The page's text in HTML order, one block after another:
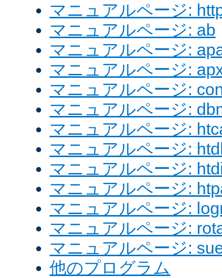
マニュアルページ:
マニュアルページ: ab
マニュアルページ:
マニュアルページ:
マニュアルページ:
マニュアルページ:
マニュアルページ:
マニュアルページ:
マニュアルページ:
マニュアルページ:
マニュアルページ:
マニュアルページ:
マニュアルページ:
他のプログラム